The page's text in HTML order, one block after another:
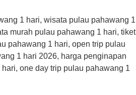
1 hari, wisata pulau pahawang 1
murah pulau pahawang 1 hari, tiket
pahawang 1 hari, open trip pulau
1 hari 2026, harga penginapan
one day trip pulau pahawang 1